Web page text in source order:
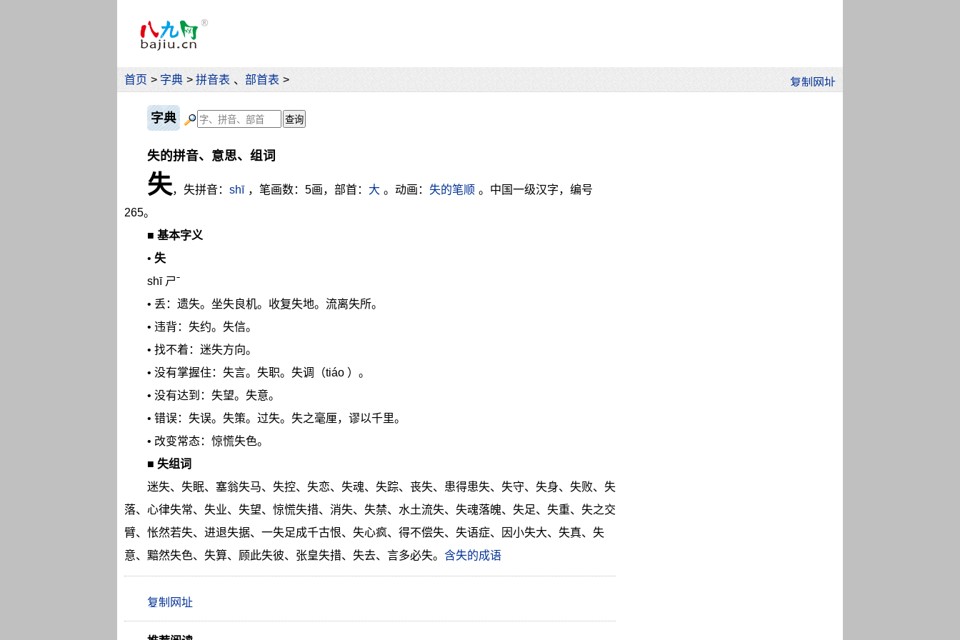
首页 > 字典 > 拼音表 、 部首表 >
字典
失的拼音、意思、组词
失，失拼音： shī ，笔画数：5画，部首： 大 。动画： 失的笔顺 。中国一级汉字，编号
265。
■ 基本字义
• 失
shī ㄕˉ
• 丢：遗失。坐失良机。收复失地。流离失所。
• 违背：失约。失信。
• 找不着：迷失方向。
• 没有掌握住：失言。失职。失调（tiáo ）。
• 没有达到：失望。失意。
• 错误：失误。失策。过失。失之毫厘，谬以千里。
• 改变常态：惊慌失色。
■ 失组词
迷失、失眠、塞翁失马、失控、失恋、失魂、失踪、丧失、患得患失、失守、失身、失败、失
落、心律失常、失业、失望、惊慌失措、消失、失禁、水土流失、失魂落魄、失足、失重、失之交
臂、怅然若失、进退失据、一失足成千古恨、失心疯、得不偿失、失语症、因小失大、失真、失
意、黯然失色、失算、顾此失彼、张皇失措、失去、言多必失。 含失的成语